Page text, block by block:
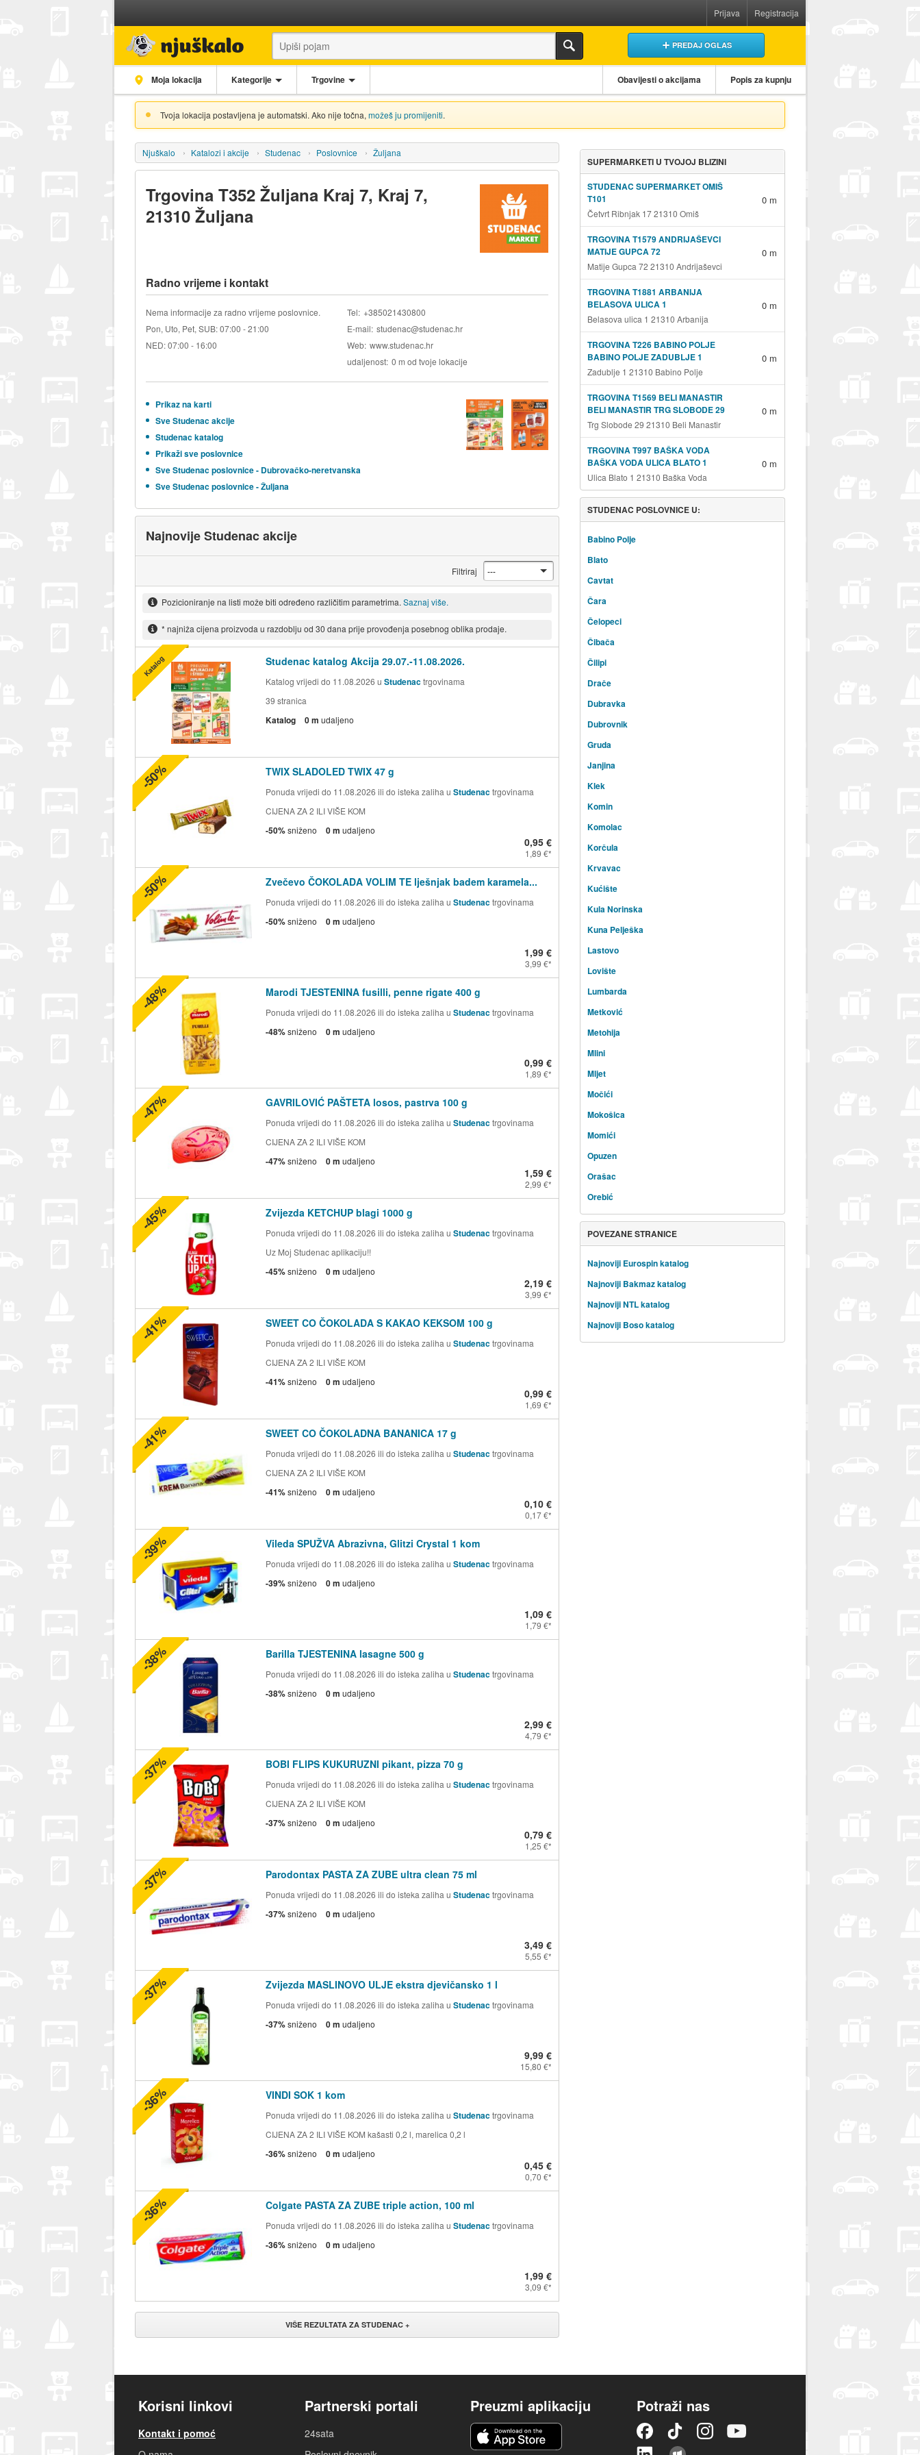
Prijava Registracija
PREDAJ OGLAS
Moja lokacija Kategorije Trgovine Obavijesti o akcijama Popis za kupnju
Tvoja lokacija postavljena je automatski. Ako nije točna, možeš ju promijeniti.
Njuškalo Katalozi i akcije Studenac Poslovnice Žuljana
Trgovina T352 Žuljana Kraj 7, Kraj 7,
21310 Žuljana
Radno vrijeme i kontakt
Nema informacije za radno vrijeme poslovnice.
Pon, Uto, Pet, SUB: 07:00 - 21:00
NED: 07:00 - 16:00
Tel +385021430800
E-mail studenac@studenac.hr
Web www.studenac.hr
udaljenost 0 m od tvoje lokacije
Prikaz na karti
Sve Studenac akcije
Studenac katalog
Prikaži sve poslovnice
Sve Studenac poslovnice - Dubrovačko-neretvanska
Sve Studenac poslovnice - Žuljana
Najnovije Studenac akcije
Filtriraj
Pozicioniranje na listi može biti određeno različitim parametrima. Saznaj više.
* najniža cijena proizvoda u razdoblju od 30 dana prije provođenja posebnog oblika prodaje.
Studenac katalog Akcija 29.07.-11.08.2026.
Katalog vrijedi do 11.08.2026 u Studenactrgovinama
39 stranica
Katalog 0 m udaljeno
Katalog
TWIX SLADOLED TWIX 47 g
Ponuda vrijedi do 11.08.2026 ili do isteka zaliha u Studenactrgovinama
CIJENA ZA 2 ILI VIŠE KOM
-50%sniženo 0 m udaljeno
0,95 €
1,89 €
-50%
Zvečevo ČOKOLADA VOLIM TE lješnjak badem karamela...
Ponuda vrijedi do 11.08.2026 ili do isteka zaliha u Studenactrgovinama
-50%sniženo 0 m udaljeno
1,99 €
3,99 €
-50%
Marodi TJESTENINA fusilli, penne rigate 400 g
Ponuda vrijedi do 11.08.2026 ili do isteka zaliha u Studenactrgovinama
-48%sniženo 0 m udaljeno
0,99 €
1,89 €
-48%
GAVRILOVIĆ PAŠTETA losos, pastrva 100 g
Ponuda vrijedi do 11.08.2026 ili do isteka zaliha u Studenactrgovinama
CIJENA ZA 2 ILI VIŠE KOM
-47%sniženo 0 m udaljeno
1,59 €
2,99 €
-47%
Zvijezda KETCHUP blagi 1000 g
Ponuda vrijedi do 11.08.2026 ili do isteka zaliha u Studenactrgovinama
Uz Moj Studenac aplikaciju!!
-45%sniženo 0 m udaljeno
2,19 €
3,99 €
-45%
SWEET CO ČOKOLADA S KAKAO KEKSOM 100 g
Ponuda vrijedi do 11.08.2026 ili do isteka zaliha u Studenactrgovinama
CIJENA ZA 2 ILI VIŠE KOM
-41%sniženo 0 m udaljeno
0,99 €
1,69 €
-41%
SWEET CO ČOKOLADNA BANANICA 17 g
Ponuda vrijedi do 11.08.2026 ili do isteka zaliha u Studenactrgovinama
CIJENA ZA 2 ILI VIŠE KOM
-41%sniženo 0 m udaljeno
0,10 €
0,17 €
-41%
Vileda SPUŽVA Abrazivna, Glitzi Crystal 1 kom
Ponuda vrijedi do 11.08.2026 ili do isteka zaliha u Studenactrgovinama
-39%sniženo 0 m udaljeno
1,09 €
1,79 €
-39%
Barilla TJESTENINA lasagne 500 g
Ponuda vrijedi do 11.08.2026 ili do isteka zaliha u Studenactrgovinama
-38%sniženo 0 m udaljeno
2,99 €
4,79 €
-38%
BOBI FLIPS KUKURUZNI pikant, pizza 70 g
Ponuda vrijedi do 11.08.2026 ili do isteka zaliha u Studenactrgovinama
CIJENA ZA 2 ILI VIŠE KOM
-37%sniženo 0 m udaljeno
0,79 €
1,25 €
-37%
Parodontax PASTA ZA ZUBE ultra clean 75 ml
Ponuda vrijedi do 11.08.2026 ili do isteka zaliha u Studenactrgovinama
-37%sniženo 0 m udaljeno
3,49 €
5,55 €
-37%
Zvijezda MASLINOVO ULJE ekstra djevičansko 1 l
Ponuda vrijedi do 11.08.2026 ili do isteka zaliha u Studenactrgovinama
-37%sniženo 0 m udaljeno
9,99 €
15,80 €
-37%
VINDI SOK 1 kom
Ponuda vrijedi do 11.08.2026 ili do isteka zaliha u Studenactrgovinama
CIJENA ZA 2 ILI VIŠE KOM kašasti 0,2 l, marelica 0,2 l
-36%sniženo 0 m udaljeno
0,45 €
0,70 €
-36%
Colgate PASTA ZA ZUBE triple action, 100 ml
Ponuda vrijedi do 11.08.2026 ili do isteka zaliha u Studenactrgovinama
-36%sniženo 0 m udaljeno
1,99 €
3,09 €
-36%
VIŠE REZULTATA ZA STUDENAC +
SUPERMARKETI U TVOJOJ BLIZINI
STUDENAC SUPERMARKET OMIŠ
T101
Četvrt Ribnjak 17 21310 Omiš
0 m
TRGOVINA T1579 ANDRIJAŠEVCI
MATIJE GUPCA 72
Matije Gupca 72 21310 Andrijaševci
0 m
TRGOVINA T1881 ARBANIJA
BELASOVA ULICA 1
Belasova ulica 1 21310 Arbanija
0 m
TRGOVINA T226 BABINO POLJE
BABINO POLJE ZADUBLJE 1
Zadublje 1 21310 Babino Polje
0 m
TRGOVINA T1569 BELI MANASTIR
BELI MANASTIR TRG SLOBODE 29
Trg Slobode 29 21310 Beli Manastir
0 m
TRGOVINA T997 BAŠKA VODA
BAŠKA VODA ULICA BLATO 1
Ulica Blato 1 21310 Baška Voda
0 m
STUDENAC POSLOVNICE U:
Babino Polje
Blato
Cavtat
Čara
Čelopeci
Čibača
Čilipi
Drače
Dubravka
Dubrovnik
Gruda
Janjina
Klek
Komin
Komolac
Korčula
Krvavac
Kućište
Kula Norinska
Kuna Pelješka
Lastovo
Lovište
Lumbarda
Metković
Metohija
Mlini
Mljet
Močići
Mokošica
Momići
Opuzen
Orašac
Orebić
POVEZANE STRANICE
Najnoviji Eurospin katalog
Najnoviji Bakmaz katalog
Najnoviji NTL katalog
Najnoviji Boso katalog
Korisni linkovi
Kontakt i pomoć
Partnerski portali
24sata
Preuzmi aplikaciju Potraži nas